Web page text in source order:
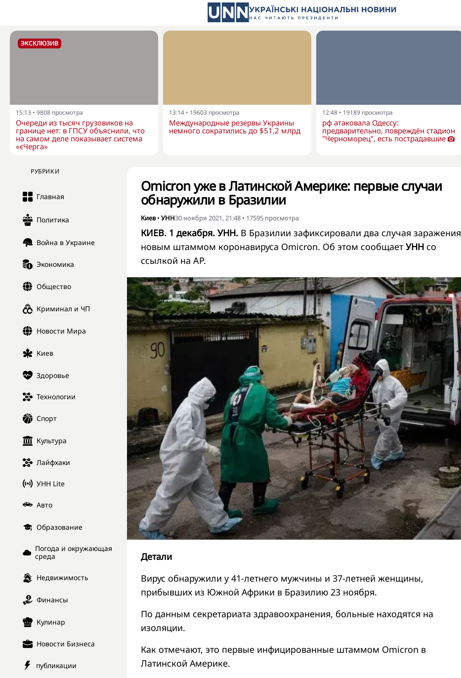
ЭКСКЛЮЗИВ
15:13 • 9808 просмотра
Очереди из тысяч грузовиков на
границе нет: в ГПСУ объяснили, что
на самом деле показывает система
«єЧерга»
13:14 • 19603 просмотра
Международные резервы Украины
немного сократились до $51,2 млрд
12:48 • 19189 просмотра
рф атаковала Одессу:
предварительно, повреждён стадион
"Черноморец", есть пострадавшие
РУБРИКИ
Главная
Политика
Война в Украине
Экономика
Общество
Криминал и ЧП
Новости Мира
Киев
Здоровье
Технологии
Спорт
Культура
Лайфхаки
УНН Lite
Авто
Образование
Погода и окружающая
среда
Недвижимость
Финансы
Кулинар
Новости Бизнеса
публикации
Omicron уже в Латинской Америке: первые случаи
обнаружили в Бразилии
Киев• УНН30 ноября 2021, 21:48 • 17595 просмотра
КИЕВ. 1 декабря. УНН. В Бразилии зафиксировали два случая заражения
новым штаммом коронавируса Omicron. Об этом сообщает УНН со
ссылкой на AP.
Детали
Вирус обнаружили у 41-летнего мужчины и 37-летней женщины,
прибывших из Южной Африки в Бразилию 23 ноября.
По данным секретариата здравоохранения, больные находятся на
изоляции.
Как отмечают, это первые инфицированные штаммом Omicron в
Латинской Америке.